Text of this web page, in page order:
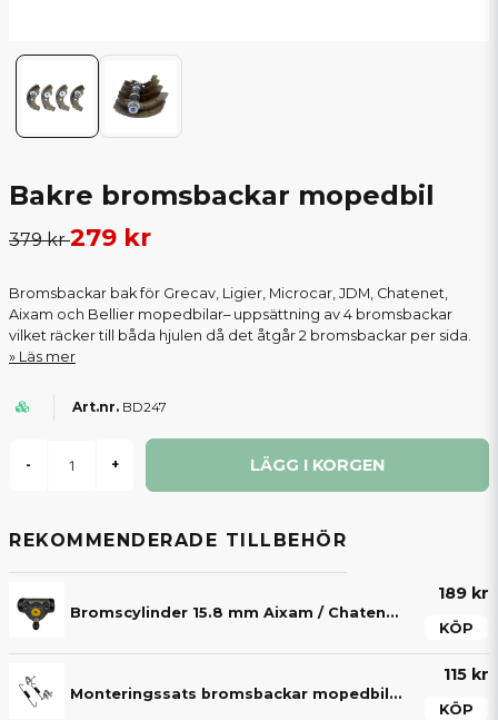
Bakre bromsbackar mopedbil
379 kr279 kr
Bromsbackar bak för Grecav, Ligier, Microcar, JDM, Chatenet,
Aixam och Bellier mopedbilar– uppsättning av 4 bromsbackar
vilket räcker till båda hjulen då det åtgår 2 bromsbackar per sida.
Läs mer
BD247
- + LÄGG I KORGEN
REKOMMENDERADE TILLBEHÖR
Bromscylinder 15.8 mm Aixam / Chatenet / JDM / Microcar / Bellier / Grecav mopedbil
189 kr
KÖP
Monteringssats bromsbackar mopedbil (För en sida)
115 kr
KÖP